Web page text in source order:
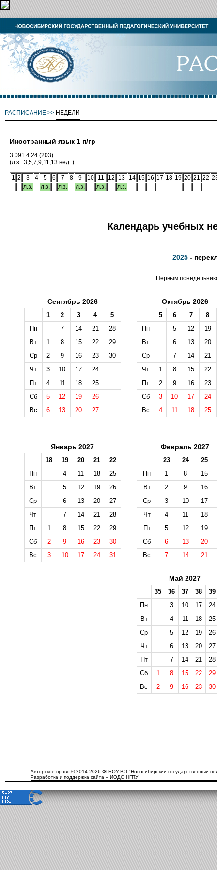
РАСПИСАНИЕ >> НЕДЕЛИ
Иностранный язык 1 п/гр
3.091.4.24 (203)
(л.з.: 3,5,7,9,11,13 нед. )
1 2 3 4 5 6 7 8 9 10 11 12 13 14 15 16 17 18 19 20 21 22
л.з.
л.з. л.з. л.з. л.з. л.з.
Календарь учебных
2025 -
Первым
Сентябрь 2026
1 2 3 4
5
Пн
7 14 21
28
Вт
1 8 15 22
29
Ср
2 9 16 23
30
Чт
3 10 17
24
Пт
4 11 18
25
Сб
5 12 19
26
Вс
6 13 20 27
Октябрь 2026
5 6 7
8
Пн
5 12
19
Вт
6 13
20
Ср
7 14
21
Чт
1 8 15
22
Пт
2 9 16
23
Сб
3 10 17
24
Вс
4 11 18 25
Январь 2027
18 19 20 21
22
Пн
4 11 18
25
Вт
5 12 19
26
Ср
6 13 20
27
Чт
7 14 21
28
Пт
1 8 15 22
29
Сб
2 9 16 23
30
Вс
3 10 17 24 31
Февраль 2027
23 24
25
Пн
1 8
15
Вт
2 9
16
Ср
3 10
17
Чт
4 11
18
Пт
5 12
19
Сб
6 13
20
Вс
7 14 21
Май 2027
35 36 37 38
39
Пн
3 10 17
24
Вт
4 11 18
25
Ср
5 12 19
26
Чт
6 13 20
27
Пт
7 14 21
28
Сб
1 8 15 22
29
Вс
2 9 16 23 30
Авторское право © 2014-2026 ФГБОУ ВО "Новосибирский государственный
Разработка и поддержка сайта – ИОДО НГПУ